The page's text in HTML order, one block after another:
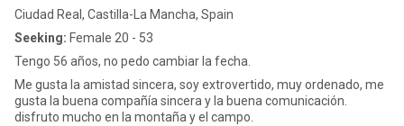
Ciudad Real, Castilla-La Mancha, Spain
Seeking: Female 20 - 53
Tengo 56 años, no pedo cambiar la fecha.
Me gusta la amistad sincera, soy extrovertido, muy ordenado, me
gusta la buena compañía sincera y la buena comunicación.
disfruto mucho en la montaña y el campo.